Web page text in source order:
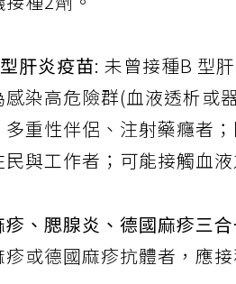
種2劑。
型肝炎疫苗: 未曾接種B 型
感染高危險群(血液透析或
多重性伴侶、注射藥癮者
民與工作者；可能接觸血
、腮腺炎、德國麻疹三合
疹或德國麻疹抗體者，應